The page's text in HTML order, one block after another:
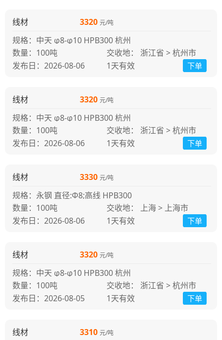
线材 3320 元/吨
发布日：2026-08-06
规格：中天 φ8-φ10 HPB300 杭州
下单
100吨
交收地： 浙江省 > 杭州市
1天有效
线材 3320 元/吨
发布日：2026-08-06
规格：中天 φ8-φ10 HPB300 杭州
下单
100吨
交收地： 浙江省 > 杭州市
1天有效
线材 3330 元/吨
发布日：2026-08-06
规格：永钢 直径:Φ8;高线 HPB300
下单
100吨
交收地： 上海 > 上海市
1天有效
线材 3320 元/吨
发布日：2026-08-05
规格：中天 φ8-φ10 HPB300 杭州
下单
100吨
交收地： 浙江省 > 杭州市
1天有效
线材 3310 元/吨